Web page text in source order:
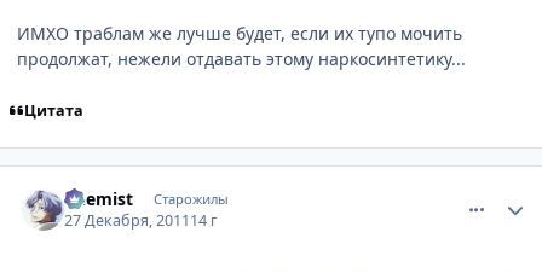
ИМХО траблам же лучше будет, если их тупо мочить
продолжат, нежели отдавать этому наркосинтетику...
Цитата
Chemist Старожилы
27 Декабря, 201114 г